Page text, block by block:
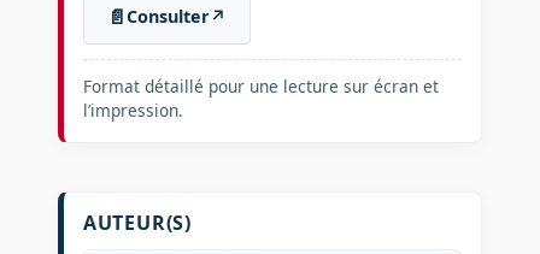
📄Consulter↗
Format détaillé pour une lecture sur écran et
l’impression.
AUTEUR(S)